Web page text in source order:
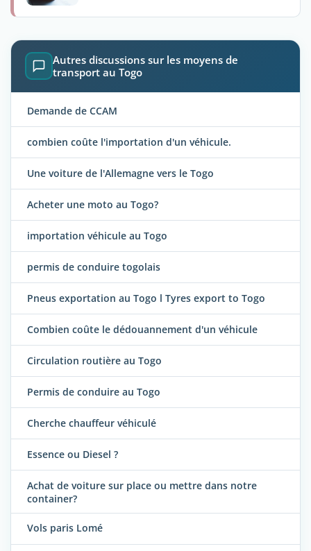
Autres discussions sur les moyens de
transport au Togo
Demande de CCAM
combien coûte l'importation d'un véhicule.
Une voiture de l'Allemagne vers le Togo
Acheter une moto au Togo?
importation véhicule au Togo
permis de conduire togolais
Pneus exportation au Togo l Tyres export to Togo
Combien coûte le dédouannement d'un véhicule
Circulation routière au Togo
Permis de conduire au Togo
Cherche chauffeur véhiculé
Essence ou Diesel ?
Achat de voiture sur place ou mettre dans notre
container?
Vols paris Lomé